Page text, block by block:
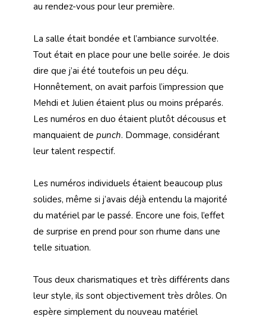
au rendez-vous pour leur première.
La salle était bondée et l’ambiance survoltée.
Tout était en place pour une belle soirée. Je dois
dire que j’ai été toutefois un peu déçu.
Honnêtement, on avait parfois l’impression que
Mehdi et Julien étaient plus ou moins préparés.
Les numéros en duo étaient plutôt décousus et
manquaient de punch. Dommage, considérant
leur talent respectif.
Les numéros individuels étaient beaucoup plus
solides, même si j’avais déjà entendu la majorité
du matériel par le passé. Encore une fois, l’effet
de surprise en prend pour son rhume dans une
telle situation.
Tous deux charismatiques et très différents dans
leur style, ils sont objectivement très drôles. On
espère simplement du nouveau matériel